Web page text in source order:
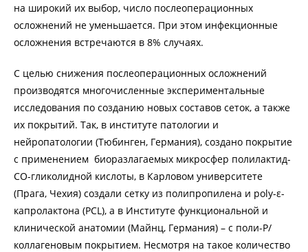
на широкий их выбор, число послеоперационных
осложнений не уменьшается. При этом инфекционные
осложнения встречаются в 8% случаях.
С целью снижения послеоперационных осложнений
производятся многочисленные экспериментальные
исследования по созданию новых составов сеток, а также
их покрытий. Так, в институте патологии и
нейропатологии (Тюбинген, Германия), создано покрытие
с применением биоразлагаемых микросфер полилактид-
СО-гликолидной кислоты, в Карловом университете
(Прага, Чехия) создали сетку из полипропилена и poly-ε-
капролактона (PCL), а в Институте функциональной и
клинической анатомии (Майнц, Германия) – с поли-Р/
коллагеновым покрытием. Несмотря на такое количество